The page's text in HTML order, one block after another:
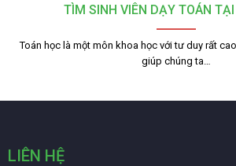
TÌM SINH VIÊN DẠY TOÁN
Toán học là một môn khoa học với tư duy rất
giúp chúng ta…
LIÊN HỆ